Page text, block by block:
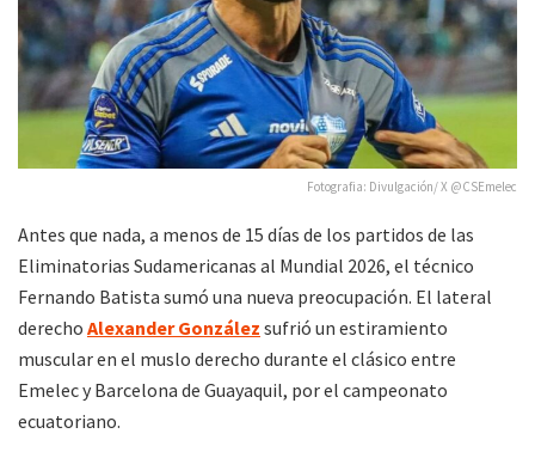
Fotografia: Divulgación/ X @CSEmelec
Antes que nada, a menos de 15 días de los partidos de las
Eliminatorias Sudamericanas al Mundial 2026, el técnico
Fernando Batista sumó una nueva preocupación. El lateral
derecho Alexander González sufrió un estiramiento
muscular en el muslo derecho durante el clásico entre
Emelec y Barcelona de Guayaquil, por el campeonato
ecuatoriano.